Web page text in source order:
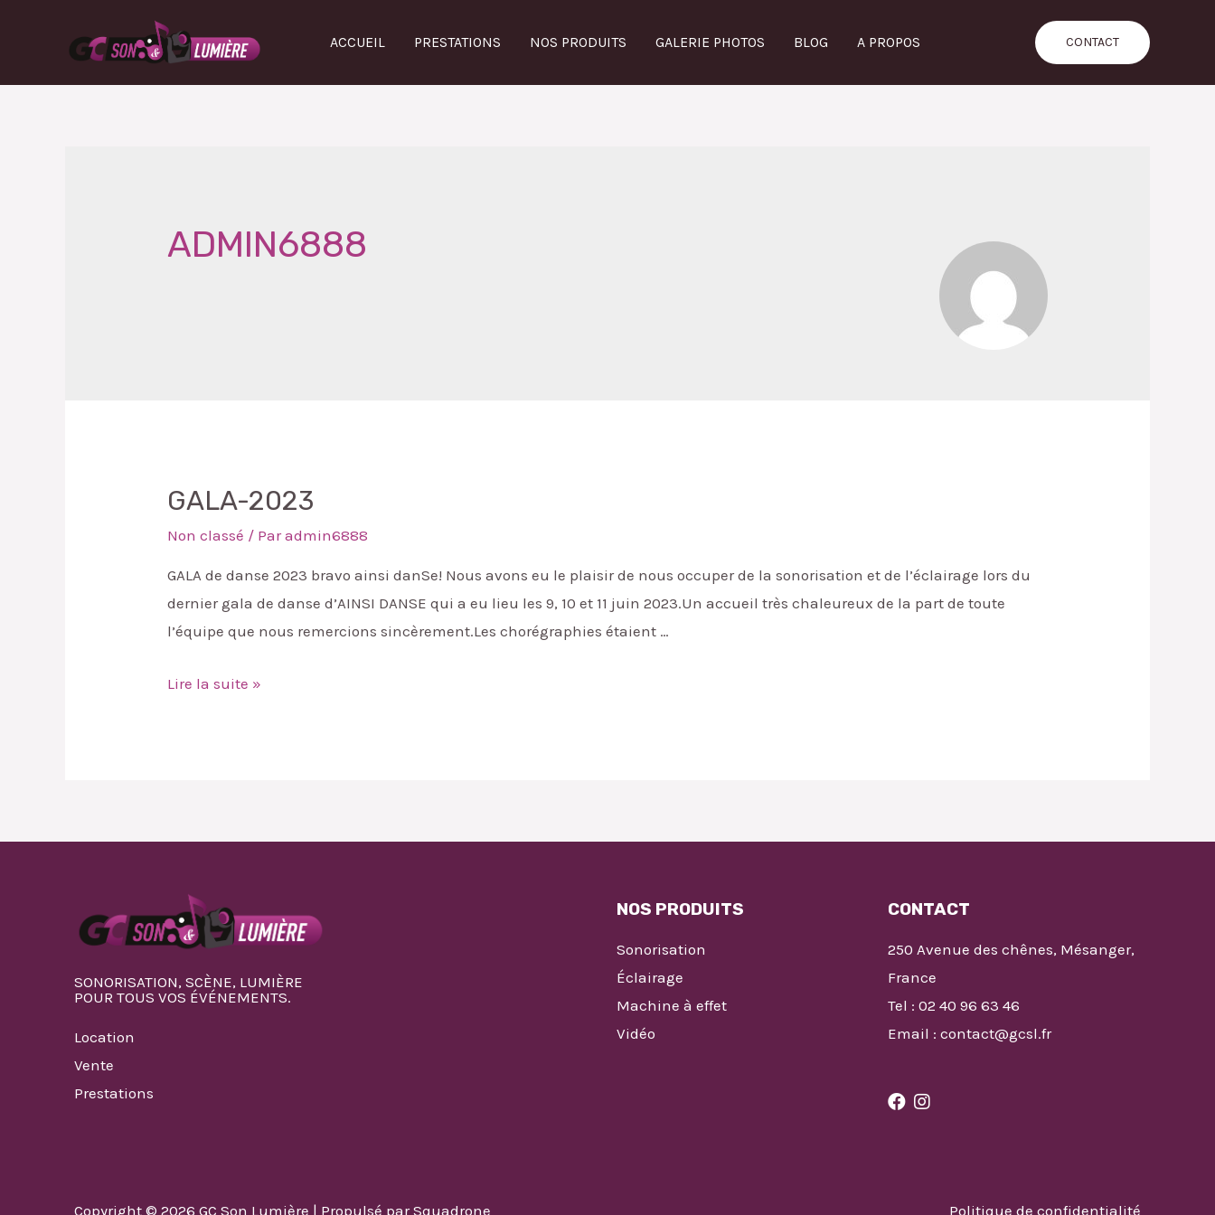
ACCUEIL PRESTATIONS NOS PRODUITS GALERIE PHOTOS BLOG A PROPOS CONTACT
ADMIN6888
GALA-2023
Non classé / Paradmin6888
GALA de danse 2023 bravo ainsi danSe! Nous avons eu le plaisir de nous occuper de la sonorisation et de l’éclairage lors du
dernier gala de danse d’AINSI DANSE qui a eu lieu les 9, 10 et 11 juin 2023.Un accueil très chaleureux de la part de toute
l’équipe que nous remercions sincèrement.Les chorégraphies étaient …
Lire la suite »
SONORISATION, SCÈNE, LUMIÈRE
POUR TOUS VOS ÉVÉNEMENTS.
Location
Vente
Prestations
NOS PRODUITS
Sonorisation
Éclairage
Machine à effet
Vidéo
CONTACT
250 Avenue des chênes, Mésanger,
France
Tel : 02 40 96 63 46
Email : contact@gcsl.fr
Copyright © 2026 GC Son Lumière | Propulsé par Squadrone Politique de confidentialité